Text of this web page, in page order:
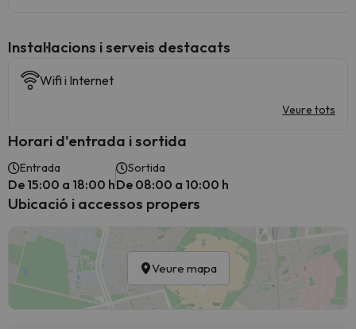
Instal·lacions i serveis destacats
Wifi i Internet
Veure tots
Horari d'entrada i sortida
Entrada
De 15:00 a 18:00 h
Sortida
De 08:00 a 10:00 h
Ubicació i accessos propers
Veure mapa